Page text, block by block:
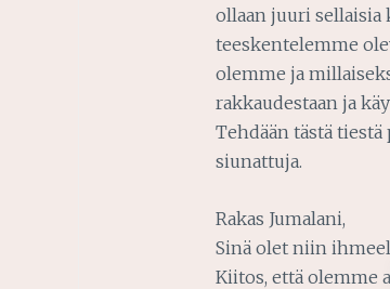
ollaan juuri sellaisia
teeskentelemme
olemme ja
rakkaudestaan ja
Tehdään tästä
siunattuja.
Rakas Jumalani,
Sinä olet niin
Kiitos, että olemme